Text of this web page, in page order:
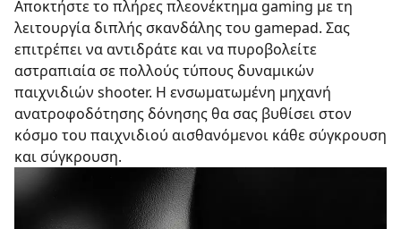
Αποκτήστε το πλήρες πλεονέκτημα gaming με τη
λειτουργία διπλής σκανδάλης του gamepad. Σας
επιτρέπει να αντιδράτε και να πυροβολείτε
αστραπιαία σε πολλούς τύπους δυναμικών
παιχνιδιών shooter. Η ενσωματωμένη μηχανή
ανατροφοδότησης δόνησης θα σας βυθίσει στον
κόσμο του παιχνιδιού αισθανόμενοι κάθε σύγκρουση
και σύγκρουση.